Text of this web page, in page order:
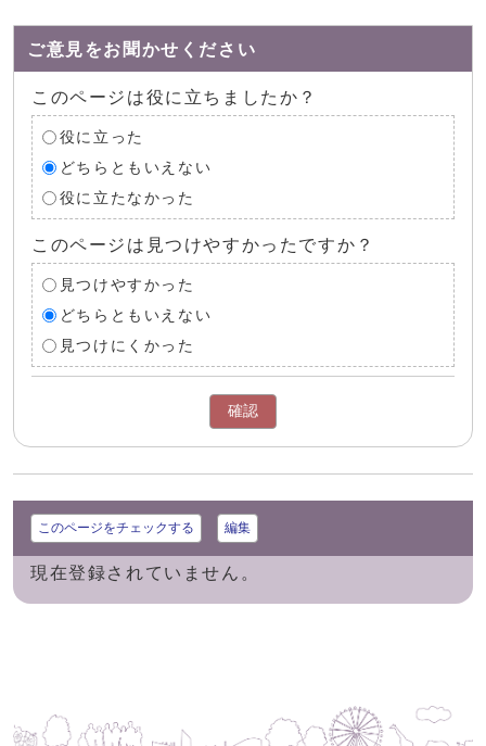
ご意見をお聞かせください
このページは役に立ちましたか？
役に立った
どちらともいえない
役に立たなかった
このページは見つけやすかったですか？
見つけやすかった
どちらともいえない
見つけにくかった
確認
このページをチェックする 編集
現在登録されていません。